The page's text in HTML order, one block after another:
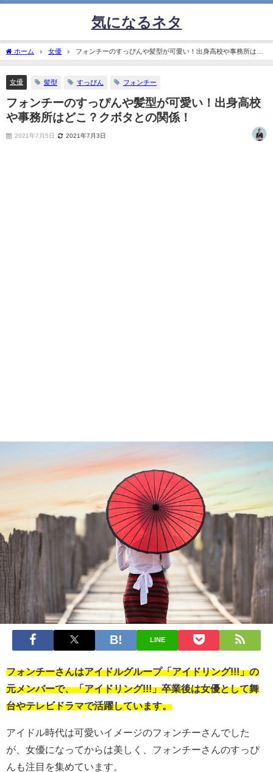
気になるネタ
ホーム 女優
フォンチーのすっぴんや髪型が可愛い！出身高校や事務所はど
こ？クボタとの関係！
女優 髪型 すっぴん フォンチー
フォンチーのすっぴんや髪型が可愛い！出身高校
や事務所はどこ？クボタとの関係！
2021年7月5日 2021年7月3日
LINE
フォンチーさんはアイドルグループ「アイドリング!!!」の
元メンバーで、「アイドリング!!!」卒業後は女優として舞
台やテレビドラマで活躍しています。
アイドル時代は可愛いイメージのフォンチーさんでした
が、女優になってからは美しく、フォンチーさんのすっぴ
んも注目を集めています。